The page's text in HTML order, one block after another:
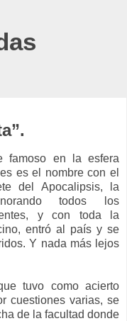
famoso en la esfera
es el nombre con el
del Apocalipsis, la
todos los
y con toda la
entró al país y se
Y nada más lejos
tuvo como acierto
cuestiones varias, se
de la facultad donde